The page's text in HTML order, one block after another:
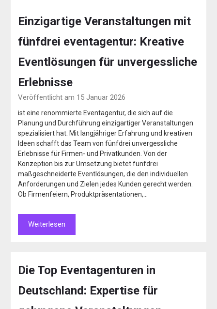
Einzigartige Veranstaltungen mit
fünfdrei eventagentur: Kreative
Eventlösungen für unvergessliche
Erlebnisse
Veröffentlicht am 15 Januar 2026
ist eine renommierte Eventagentur, die sich auf die
Planung und Durchführung einzigartiger Veranstaltungen
spezialisiert hat. Mit langjähriger Erfahrung und kreativen
Ideen schafft das Team von fünfdrei unvergessliche
Erlebnisse für Firmen- und Privatkunden. Von der
Konzeption bis zur Umsetzung bietet fünfdrei
maßgeschneiderte Eventlösungen, die den individuellen
Anforderungen und Zielen jedes Kunden gerecht werden.
Ob Firmenfeiern, Produktpräsentationen,…
Weiterlesen
Die Top Eventagenturen in
Deutschland: Expertise für